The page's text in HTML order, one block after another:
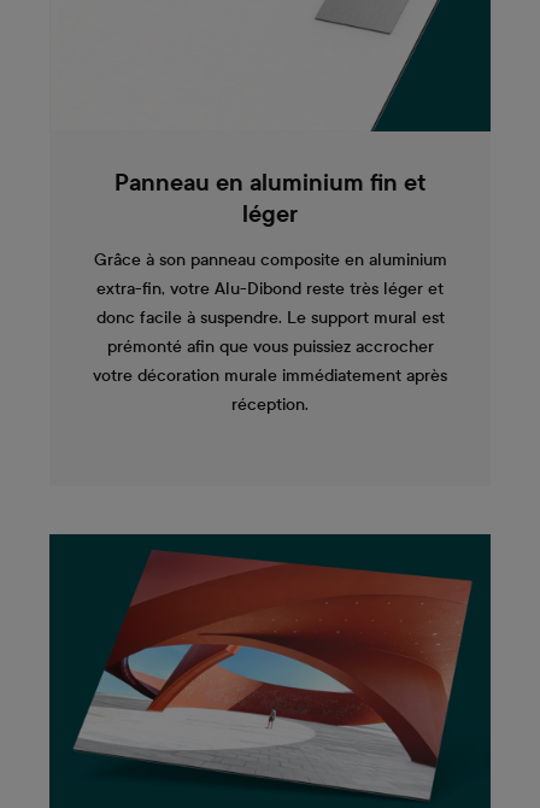
Panneau en aluminium fin et
léger
Grâce à son panneau composite en aluminium
extra-fin, votre Alu-Dibond reste très léger et
donc facile à suspendre. Le support mural est
prémonté afin que vous puissiez accrocher
votre décoration murale immédiatement après
réception.